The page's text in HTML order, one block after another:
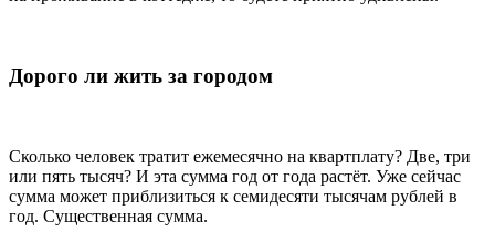
Дорого ли жить за городом
Сколько человек тратит ежемесячно на квартплату? Две, три
или пять тысяч? И эта сумма год от года растёт. Уже сейчас
сумма может приблизиться к семидесяти тысячам рублей в
год. Существенная сумма.